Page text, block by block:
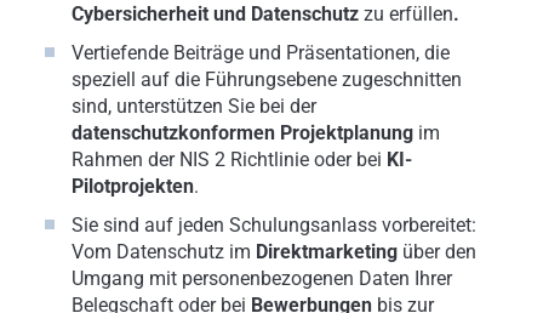
Cybersicherheit und Datenschutz zu erfüllen.
Vertiefende Beiträge und Präsentationen, die
speziell auf die Führungsebene zugeschnitten
sind, unterstützen Sie bei der
datenschutzkonformen Projektplanung im
Rahmen der NIS 2 Richtlinie oder bei KI-
Pilotprojekten.
Sie sind auf jeden Schulungsanlass vorbereitet:
Vom Datenschutz im Direktmarketing über den
Umgang mit personenbezogenen Daten Ihrer
Belegschaft oder bei Bewerbungen bis zur